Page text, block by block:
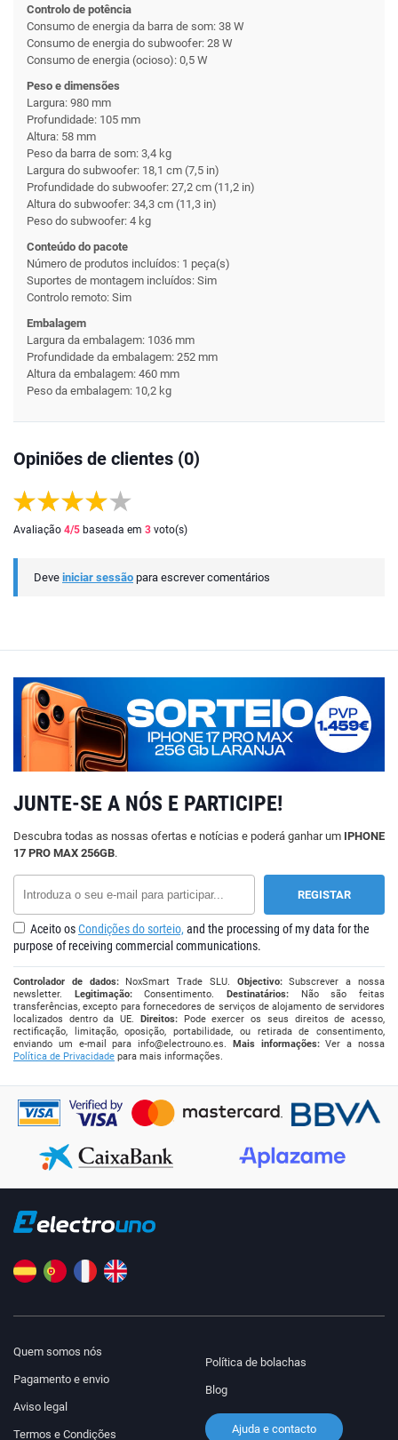
Controlo de potência
Consumo de energia da barra de som: 38 W
Consumo de energia do subwoofer: 28 W
Consumo de energia (ocioso): 0,5 W
Peso e dimensões
Largura: 980 mm
Profundidade: 105 mm
Altura: 58 mm
Peso da barra de som: 3,4 kg
Largura do subwoofer: 18,1 cm (7,5 in)
Profundidade do subwoofer: 27,2 cm (11,2 in)
Altura do subwoofer: 34,3 cm (11,3 in)
Peso do subwoofer: 4 kg
Conteúdo do pacote
Número de produtos incluídos: 1 peça(s)
Suportes de montagem incluídos: Sim
Controlo remoto: Sim
Embalagem
Largura da embalagem: 1036 mm
Profundidade da embalagem: 252 mm
Altura da embalagem: 460 mm
Peso da embalagem: 10,2 kg
Opiniões de clientes (0)
Avaliação 4/5 baseada em 3 voto(s)
Deve iniciar sessão para escrever comentários
JUNTE-SE A NÓS E PARTICIPE!
Descubra todas as nossas ofertas e notícias e poderá ganhar um IPHONE
17 PRO MAX 256GB.
Aceito osCondições do sorteio, and the processing of my data for the
purpose of receiving commercial communications.
Controlador de dados:NoxSmart Trade SLU. Objectivo:Subscrever a nossa
newsletter. Legitimação:Consentimento.Destinatários: Não são feitas
transferências, excepto para fornecedores de serviços de alojamento de servidores
localizados dentro da UE. Direitos:Pode exercer os seus direitos de acesso,
rectificação, limitação, oposição, portabilidade, ou retirada de consentimento,
enviando um e-mail parainfo@electrouno.es. Mais informações:Ver a nossa
Política de Privacidade para mais informações.
Quem somos nós
Pagamento e envio
Aviso legal
Termos e Condições
Política de bolachas
Blog
Ajuda e contacto